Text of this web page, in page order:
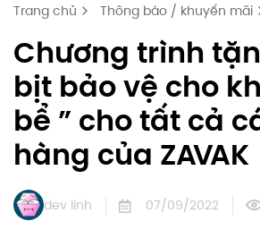
Trang chủ Thông báo / khuyến mãi
khách hàng của ZAVAK
Chương trình
bịt bảo vệ cho
bể ” cho tất cả
hàng của ZAVAK
dev linh 07/09/2022